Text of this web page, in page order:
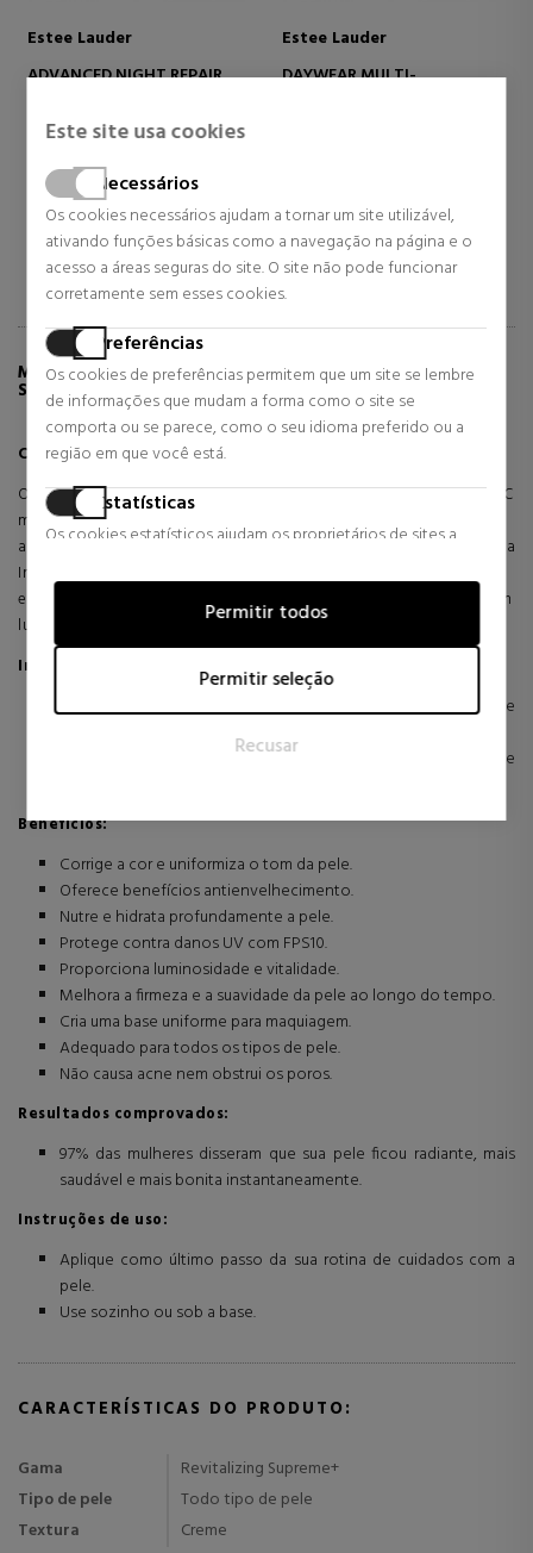
Este site usa cookies
Necessários
Os cookies necessários ajudam a tornar um site utilizável,
ativando funções básicas como a navegação na página e o
acesso a áreas seguras do site. O site não pode funcionar
corretamente sem esses cookies.
Preferências
Os cookies de preferências permitem que um site se lembre
de informações que mudam a forma como o site se
comporta ou se parece, como o seu idioma preferido ou a
região em que você está.
Estatísticas
Os cookies estatísticos ajudam os proprietários de sites a
coletando e fornecendo informações de forma anônima.
Os cookies de marketing são usados para rastrear visitantes
em sites. A intenção é exibir anúncios que sejam relevantes e
atraentes para o usuário individual e, portanto, mais valiosos
para editores e anunciantes terceirizados.
Permitir todos
Permitir seleção
Recusar
Estee Lauder
ADVANCED NIGHT REPAIR
SÉRUM FACIAL REPARADOR
Serums restaurativos
57,19 €
Preço habitual 96,00 €
29 revisões
Estee Lauder
DAYWEAR MULTI-
1 revisões
MAIS INFORMAÇÕES SOBRE REVITALIZING
SUPREME CC CREME SPF10
Creme CC Revitalizante Supremo FPS10
O Estée Lauder Revitalizing Supreme CC Creme FPS10 é um creme CC
multiação que combina correção de cor, benefícios
antienvelhecimento e nutrição profunda. Sua fórmula com Tecnologia
IntuiGen™ ajuda a pele a resistir aos sinais de envelhecimento,
enquanto seus pigmentos inovadores unificam o tom e proporcionam
luminosidade.
Ingredientes principais:
Tecnologia IntuiGen™: Ajuda a pele a resistir a vários sinais de
Pigmentos inovadores: proporcionam um toque de cor que
Benefícios:
Corrige a cor e uniformiza o tom da pele.
Oferece benefícios antienvelhecimento.
Nutre e hidrata profundamente a pele.
Protege contra danos UV com FPS10.
Proporciona luminosidade e vitalidade.
Melhora a firmeza e a suavidade da pele ao longo do tempo.
Cria uma base uniforme para maquiagem.
Adequado para todos os tipos de pele.
Não causa acne nem obstrui os poros.
Resultados comprovados:
97% das mulheres disseram que sua pele ficou radiante, mais
saudável e mais bonita instantaneamente.
Instruções de uso:
Aplique como último passo da sua rotina de cuidados com a
pele.
Use sozinho ou sob a base.
CARACTERÍSTICAS DO PRODUTO:
Gama
Revitalizing Supreme+
Tipo de pele
Todo tipo de pele
Textura
Creme